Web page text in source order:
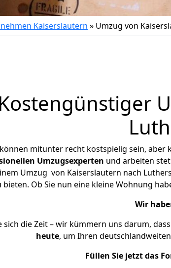
Kaiserslautern » Umzug von
mitunter recht kostspielig sein, aber
Umzugsexperten und arbeiten
Umzug von Kaiserslautern nach
bieten. Ob Sie nun eine kleine Wohnung
Wir
sich die Zeit – wir kümmern uns darum,
heute, um Ihren
Füllen Sie jetzt das